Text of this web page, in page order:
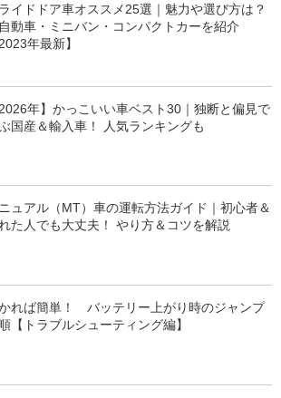
イドドア車オススメ25選｜魅力や選び方は？
動車・ミニバン・コンパクトカーを紹介
2023年最新】
2026年】かっこいい車ベスト30｜独断と偏見で
国産＆輸入車！ 人気ランキングも
ュアル（MT）車の運転方法ガイド｜初心者＆
た人でも大丈夫！ やり方＆コツを解説
れば簡単！ バッテリー上がり時のジャンプ
【トラブルシューティング編】